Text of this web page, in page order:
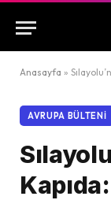
Anasayfa »
AVRUPA BÜLTENI